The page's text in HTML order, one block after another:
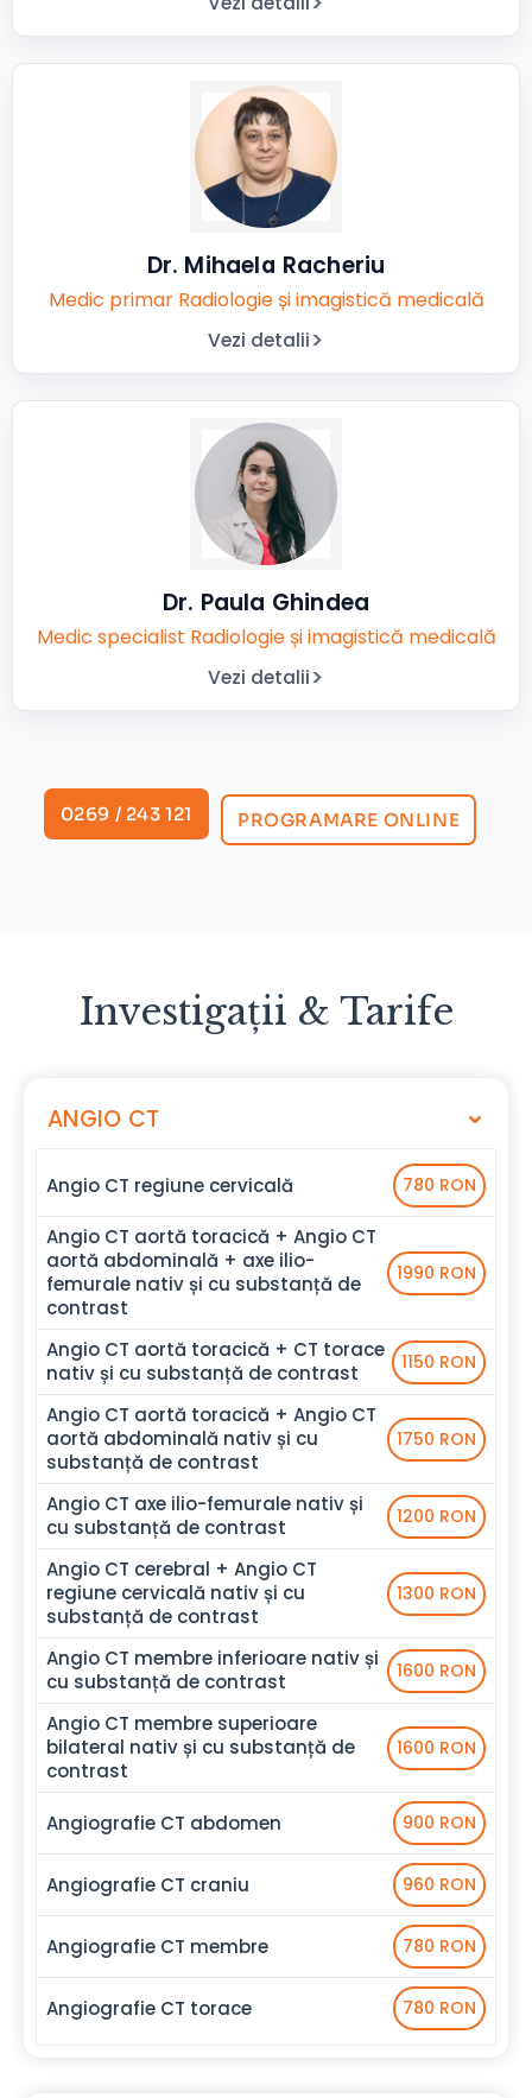
Dr. Mihaela Racheriu
Medic primar Radiologie și imagistică medicală
Vezi detalii
Dr. Paula Ghindea
Medic specialist Radiologie și imagistică medicală
Vezi detalii
0269 / 243 121 PROGRAMARE ONLINE
Investigații & Tarife
ANGIO CT
Angio CT regiune cervicală 780 RON
Angio CT aortă toracică + Angio CT
aortă abdominală + axe ilio-
femurale nativ și cu substanță de
contrast
1990 RON
Angio CT aortă toracică + CT torace
nativ și cu substanță de contrast
1150 RON
Angio CT aortă toracică + Angio CT
aortă abdominală nativ și cu
substanță de contrast
1750 RON
Angio CT axe ilio-femurale nativ și
cu substanță de contrast
1200 RON
Angio CT cerebral + Angio CT
regiune cervicală nativ și cu
substanță de contrast
1300 RON
Angio CT membre inferioare nativ și
cu substanță de contrast
1600 RON
Angio CT membre superioare
bilateral nativ și cu substanță de
contrast
1600 RON
Angiografie CT abdomen 900 RON
Angiografie CT craniu 960 RON
Angiografie CT membre 780 RON
Angiografie CT torace 780 RON